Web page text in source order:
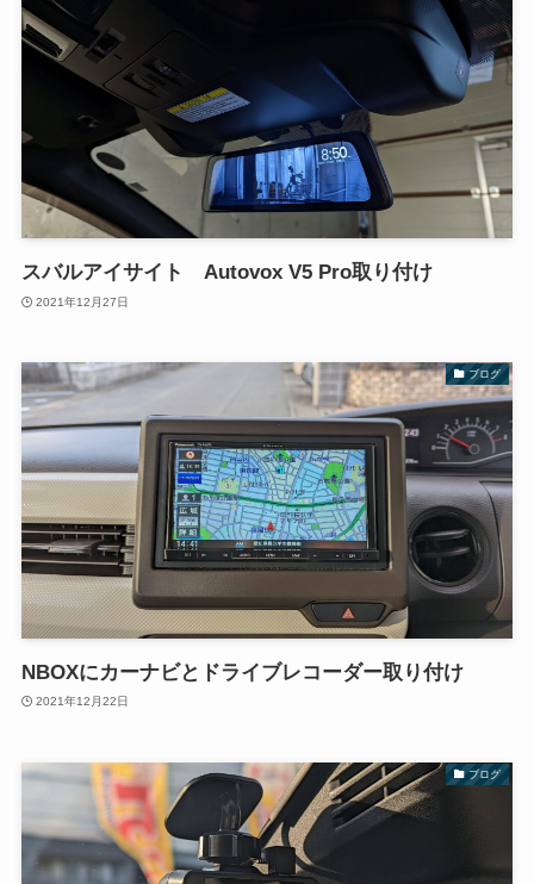
スバルアイサイト Autovox V5 Pro取り付け
2021年12月27日
ブログ
NBOXにカーナビとドライブレコーダー取り付け
2021年12月22日
ブログ